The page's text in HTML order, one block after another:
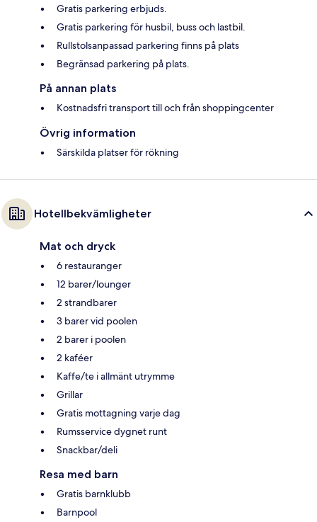
Gratis parkering erbjuds.
Gratis parkering för husbil, buss och lastbil.
Rullstolsanpassad parkering finns på plats
Begränsad parkering på plats.
På annan plats
Kostnadsfri transport till och från shoppingcenter
Övrig information
Särskilda platser för rökning
Hotellbekvämligheter
Mat och dryck
6 restauranger
12 barer/lounger
2 strandbarer
3 barer vid poolen
2 barer i poolen
2 kaféer
Kaffe/te i allmänt utrymme
Grillar
Gratis mottagning varje dag
Rumsservice dygnet runt
Snackbar/deli
Resa med barn
Gratis barnklubb
Barnpool